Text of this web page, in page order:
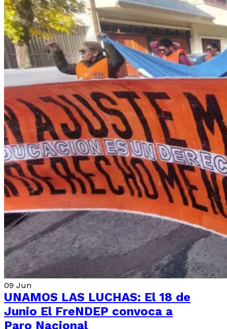
09 Jun
UNAMOS LAS LUCHAS: El 18 de
Junio El FreNDEP convoca a
Paro Nacional